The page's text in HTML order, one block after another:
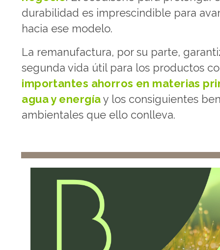
durabilidad es imprescindible para
hacia ese modelo.
La remanufactura, por su parte,
segunda vida útil para los productos
importantes ahorros en materias
agua y energíay los consiguientes
ambientales que ello conlleva.